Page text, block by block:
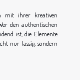
mit ihrer kreativen
den authentischen
ist, die Elemente
nur lässig, sondern